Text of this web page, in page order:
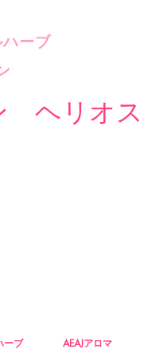
ーブ
ヘリオス
ーブ AEAJアロマ